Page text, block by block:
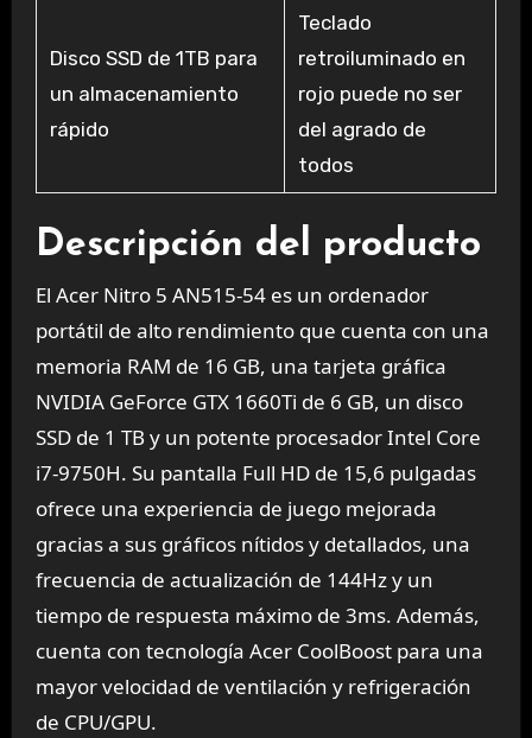
Disco SSD de 1TB para
un almacenamiento
rápido
Teclado
retroiluminado en
rojo puede no ser
del agrado de
todos
Descripción del producto
El Acer Nitro 5 AN515-54 es un ordenador
portátil de alto rendimiento que cuenta con una
memoria RAM de 16 GB, una tarjeta gráfica
NVIDIA GeForce GTX 1660Ti de 6 GB, un disco
SSD de 1 TB y un potente procesador Intel Core
i7-9750H. Su pantalla Full HD de 15,6 pulgadas
ofrece una experiencia de juego mejorada
gracias a sus gráficos nítidos y detallados, una
frecuencia de actualización de 144Hz y un
tiempo de respuesta máximo de 3ms. Además,
cuenta con tecnología Acer CoolBoost para una
mayor velocidad de ventilación y refrigeración
de CPU/GPU.